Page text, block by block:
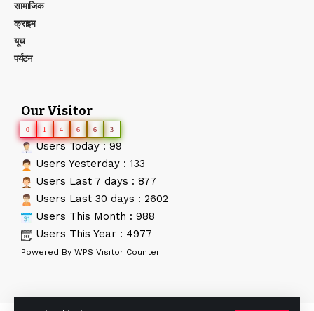
सामाजिक
क्राइम
यूथ
पर्यटन
Our Visitor
0 1 4 6 6 3
Users Today : 99
Users Yesterday : 133
Users Last 7 days : 877
Users Last 30 days : 2602
Users This Month : 988
Users This Year : 4977
Powered By WPS Visitor Counter